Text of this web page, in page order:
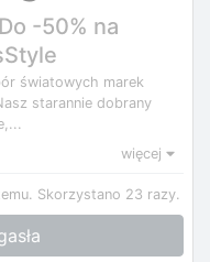
-50% na
światowych marek
starannie dobrany
więcej
Skorzystano 23 razy.